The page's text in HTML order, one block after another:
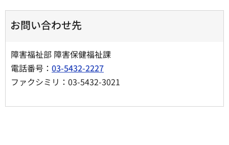
お問い合わせ先
障害福祉部 障害保健福祉課
電話番号： 03-5432-2227
ファクシミリ：03-5432-3021